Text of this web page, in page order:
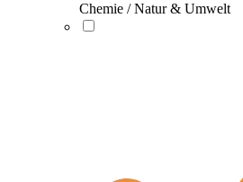
Chemie / Natur & Umwelt